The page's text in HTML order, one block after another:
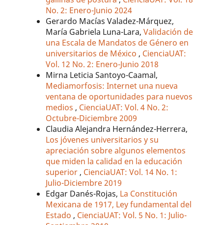
No. 2: Enero-Junio 2024
Gerardo Macías Valadez-Márquez,
María Gabriela Luna-Lara,Validación de
una Escala de Mandatos de Género en
universitarios de México , CienciaUAT:
Vol. 12 No. 2: Enero-Junio 2018
Mirna Leticia Santoyo-Caamal,
Mediamorfosis: Internet una nueva
ventana de oportunidades para nuevos
medios , CienciaUAT: Vol. 4 No. 2:
Octubre-Diciembre 2009
Claudia Alejandra Hernández-Herrera,
Los jóvenes universitarios y su
apreciación sobre algunos elementos
que miden la calidad en la educación
superior , CienciaUAT: Vol. 14 No. 1:
Julio-Diciembre 2019
Edgar Danés-Rojas, La Constitución
Mexicana de 1917, Ley fundamental del
Estado , CienciaUAT: Vol. 5 No. 1: Julio-